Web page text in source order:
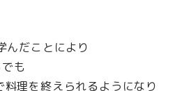
んだことにより
も
理を終えられるようになり